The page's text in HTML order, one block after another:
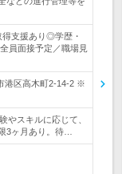
得支援あり◎学歴・
員面接予定／職場見
港区高木町2-14-2 ※
やスキルに応じて、
3ヶ月あり。待…